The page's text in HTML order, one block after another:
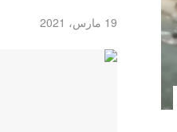
19 مارس، 2021